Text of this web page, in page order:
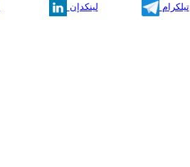
لينكدإن تيلكرام